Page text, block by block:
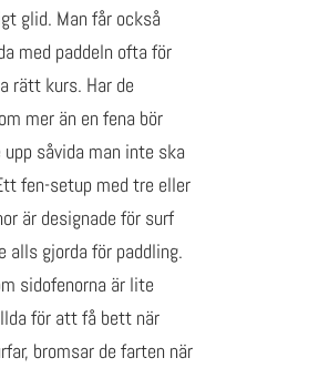
glid. Man får också
med paddeln ofta för
rätt kurs. Har de
mer än en fena bör
upp såvida man inte ska
fen-setup med tre eller
är designade för surf
alls gjorda för paddling.
sidofenorna är lite
för att få bett när
bromsar de farten när